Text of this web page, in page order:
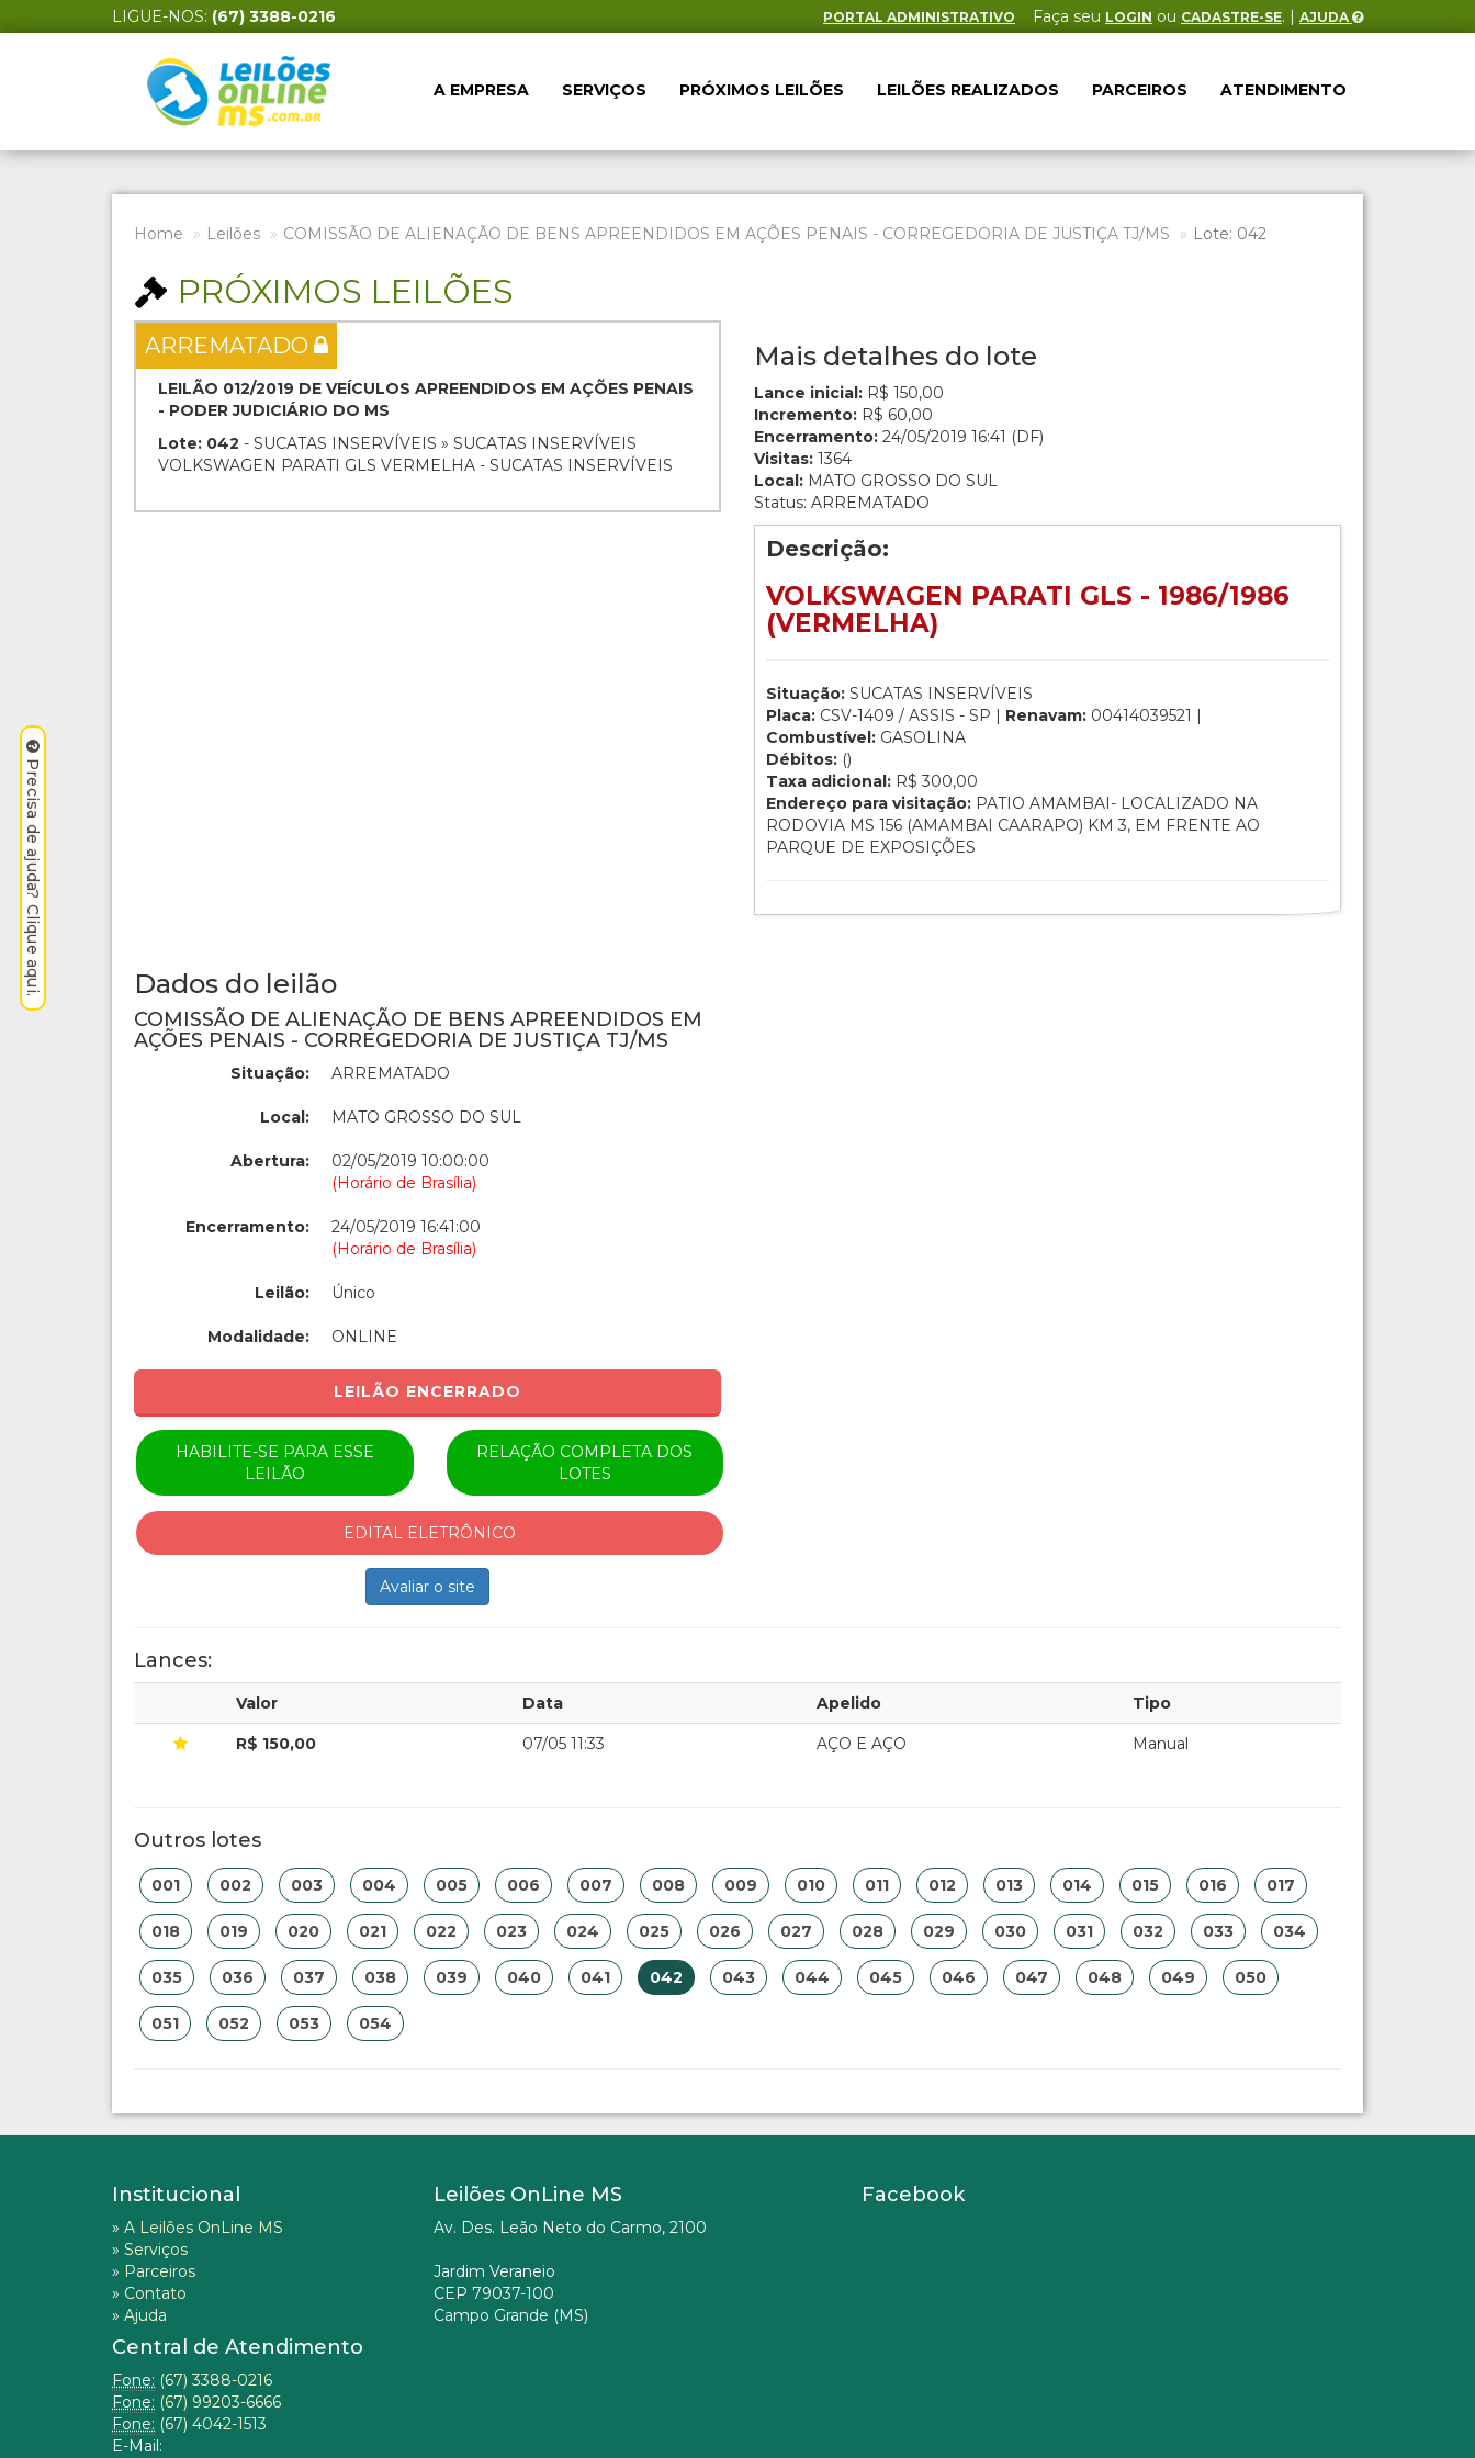
LIGUE-NOS: (67) 3388-0216 PORTAL ADMINISTRATIVO Faça seu LOGIN ou CADASTRE-SE. | AJUDA
A EMPRESA SERVIÇOS PRÓXIMOS LEILÕES LEILÕES REALIZADOS PARCEIROS ATENDIMENTO
Home Leilões COMISSÃO DE ALIENAÇÃO DE BENS APREENDIDOS EM AÇÕES PENAIS - CORREGEDORIA DE JUSTIÇA TJ/MS Lote: 042
PRÓXIMOS LEILÕES
ARREMATADO
LEILÃO 012/2019 DE VEÍCULOS APREENDIDOS EM AÇÕES PENAIS
- PODER JUDICIÁRIO DO MS
Lote: 042 - SUCATAS INSERVÍVEIS » SUCATAS INSERVÍVEIS
VOLKSWAGEN PARATI GLS VERMELHA - SUCATAS INSERVÍVEIS
Mais detalhes do lote
Lance inicial: R$ 150,00
Incremento: R$ 60,00
Encerramento: 24/05/2019 16:41 (DF)
Visitas: 1364
Local: MATO GROSSO DO SUL
Status: ARREMATADO
Descrição:
VOLKSWAGEN PARATI GLS - 1986/1986
(VERMELHA)
Situação: SUCATAS INSERVÍVEIS
Placa: CSV-1409 / ASSIS - SP | Renavam: 00414039521 |
Combustível: GASOLINA
Débitos: ()
Taxa adicional: R$ 300,00
Endereço para visitação: PATIO AMAMBAI- LOCALIZADO NA
RODOVIA MS 156 (AMAMBAI CAARAPO) KM 3, EM FRENTE AO
PARQUE DE EXPOSIÇÕES
Dados do leilão
COMISSÃO DE ALIENAÇÃO DE BENS APREENDIDOS EM
AÇÕES PENAIS - CORREGEDORIA DE JUSTIÇA TJ/MS
Situação: ARREMATADO
Local: MATO GROSSO DO SUL
Abertura:
02/05/2019 10:00:00
(Horário de Brasília)
Encerramento:
24/05/2019 16:41:00
(Horário de Brasília)
Leilão: Único
Modalidade: ONLINE
LEILÃO ENCERRADO
HABILITE-SE PARA ESSE
LEILÃO
RELAÇÃO COMPLETA DOS
LOTES
EDITAL ELETRÔNICO
Avaliar o site
Lances:
Valor Data Apelido Tipo
R$ 150,00 07/05 11:33 AÇO E AÇO Manual
Outros lotes
001 002 003 004 005 006 007 008 009 010 011 012 013 014 015 016 017
018 019 020 021 022 023 024 025 026 027 028 029 030 031 032 033 034
035 036 037 038 039 040 041 042 043 044 045 046 047 048 049 050
051 052 053 054
Institucional
» A Leilões OnLine MS
» Serviços
» Parceiros
» Contato
» Ajuda
Central de Atendimento
Fone: (67) 3388-0216
Fone: (67) 99203-6666
Fone: (67) 4042-1513
E-Mail:
Leilões OnLine MS
Av. Des. Leão Neto do Carmo, 2100
Jardim Veraneio
CEP 79037-100
Campo Grande (MS)
Facebook
Precisa de ajuda? Clique aqui.